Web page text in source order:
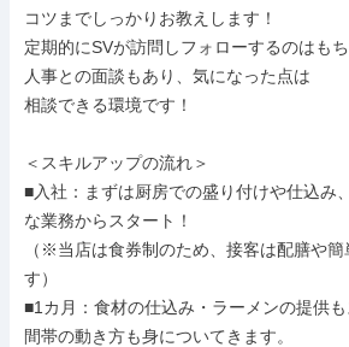
コツまでしっかりお教えします！
定期的にSVが訪問しフォローするのはもち
人事との面談もあり、気になった点は
相談できる環境です！
＜スキルアップの流れ＞
■入社：まずは厨房での盛り付けや仕込み
な業務からスタート！
（※当店は食券制のため、接客は配膳や
す）
■1カ月：食材の仕込み・ラーメンの提供
間帯の動き方も身についてきます。